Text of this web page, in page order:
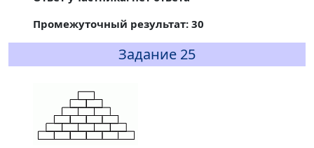
Промежуточный результат: 30
Задание 25